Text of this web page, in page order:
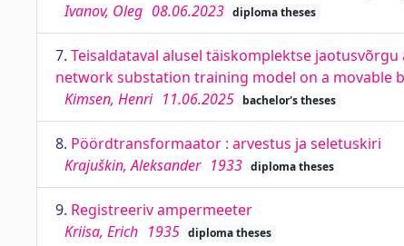
Ivanov, Oleg 08.06.2023 diploma theses
7. Teisaldataval alusel täiskomplektse
network substation training model on a movable
Kimsen, Henri 11.06.2025 bachelor's theses
8. Pöördtransformaator : arvestus ja seletuskiri
Krajuškin, Aleksander 1933 diploma theses
9. Registreeriv ampermeeter
Kriisa, Erich 1935 diploma theses